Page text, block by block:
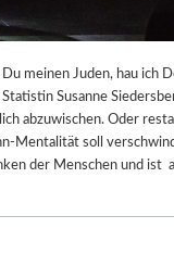
meinen Juden, hau ich
Susanne
abzuwischen. Oder
Mentalität soll
der Menschen und ist